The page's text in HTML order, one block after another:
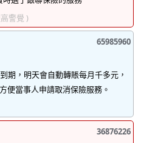
警覺 )
65985960
期，明天會自動轉賬每月千多元，
便當事人申請取消保險服務。
36876226